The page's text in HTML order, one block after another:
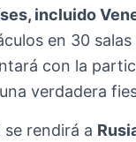
incluido
en 30
con la
verdadera
se rendirá a